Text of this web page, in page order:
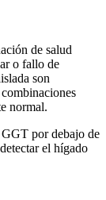
de salud
o fallo de
son
normal.
por debajo de
el hígado